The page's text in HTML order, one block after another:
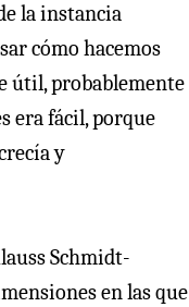
la instancia
cómo hacemos
útil, probablemente
era fácil, porque
y
Schmidt-
en las que